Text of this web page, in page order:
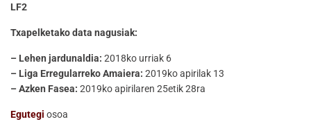
LF2
Txapelketako data nagusiak:
– Lehen jardunaldia: 2018ko urriak 6
– Liga Erregularreko Amaiera: 2019ko apirilak 13
– Azken Fasea: 2019ko apirilaren 25etik 28ra
Egutegi osoa